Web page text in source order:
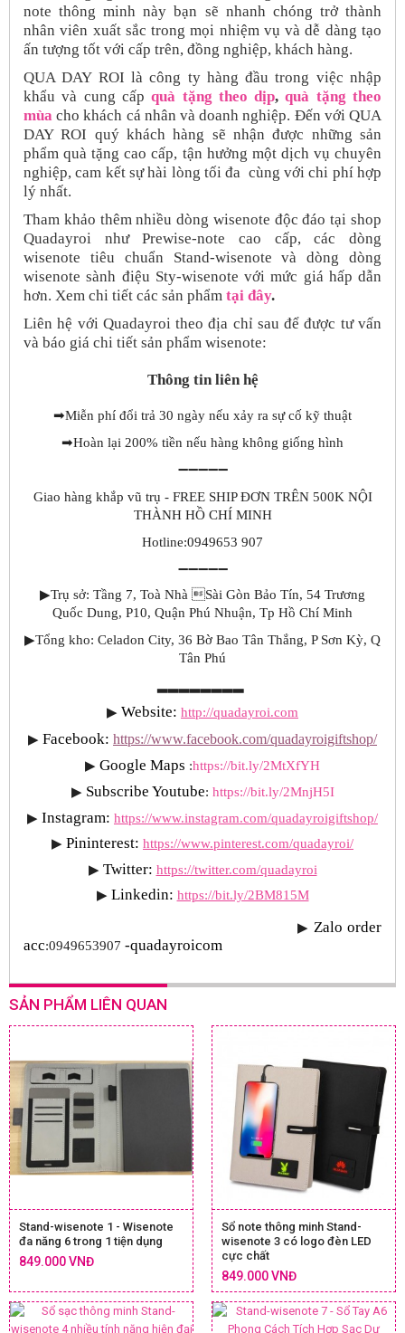
note thông minh này bạn sẽ nhanh chóng trở thành
nhân viên xuất sắc trong mọi nhiệm vụ và dễ dàng tạo
ấn tượng tốt với cấp trên, đồng nghiệp, khách hàng.
QUA DAY ROI là công ty hàng đầu trong việc nhập
khẩu và cung cấp quà tặng theo dịp,quà tặng theo
mùa cho khách cá nhân và doanh nghiệp. Đến với QUA
DAY ROI quý khách hàng sẽ nhận được những sản
phẩm quà tặng cao cấp, tận hưởng một dịch vụ chuyên
nghiệp, cam kết sự hài lòng tối đa cùng với chi phí hợp
lý nhất.
Tham khảo thêm nhiều dòng wisenote độc đáo tại shop
Quadayroi như Prewise-note cao cấp, các dòng
wisenote tiêu chuẩn Stand-wisenote và dòng dòng
wisenote sành điệu Sty-wisenote với mức giá hấp dẫn
hơn. Xem chi tiết các sản phẩm tại đây.
Liên hệ với Quadayroi theo địa chỉ sau để được tư vấn
và báo giá chi tiết sản phẩm wisenote:
Thông tin liên hệ
➡Miễn phí đổi trả 30 ngày nếu xảy ra sự cố kỹ thuật
➡Hoàn lại 200% tiền nếu hàng không giống hình
➖➖➖➖➖
Giao hàng khắp vũ trụ - FREE SHIP ĐƠN TRÊN 500K NỘI
THÀNH HỒ CHÍ MINH
Hotline:0949653 907
➖➖➖➖➖
▶Trụ sở: Tầng 7, Toà Nhà Sài Gòn Bảo Tín, 54 Trương
Quốc Dung, P10, Quận Phú Nhuận, Tp Hồ Chí Minh
▶Tổng kho: Celadon City, 36 Bờ Bao Tân Thắng, P Sơn Kỳ, Q
Tân Phú
▶ Website: http://quadayroi.com
▶ Facebook: https://www.facebook.com/quadayroigiftshop/
▶ Google Maps :https://bit.ly/2MtXfYH
▶ Subscribe Youtube: https://bit.ly/2MnjH5I
▶ Instagram: https://www.instagram.com/quadayroigiftshop/
▶ Pininterest: https://www.pinterest.com/quadayroi/
▶ Twitter: https://twitter.com/quadayroi
▶ Linkedin: https://bit.ly/2BM815M
▶ Zalo order
acc:0949653907 -quadayroicom
SẢN PHẨM LIÊN QUAN
Stand-wisenote 1 - Wisenote
đa năng 6 trong 1 tiện dụng
849.000 VNĐ
Sổ note thông minh Stand-
wisenote 3 có logo đèn LED
cực chất
849.000 VNĐ